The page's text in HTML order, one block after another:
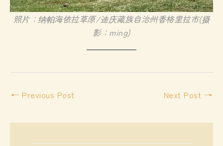
照片：纳帕海依拉草原/迪庆藏族自治州香格里拉市(摄
影：ming)
← Previous Post Next Post →